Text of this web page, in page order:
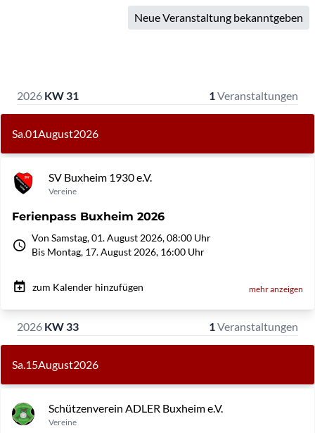
Neue Veranstaltung bekanntgeben
2026 KW 31 1Veranstaltungen
Sa.01August2026
SV Buxheim 1930 e.V.
Vereine
Ferienpass Buxheim 2026
Von Samstag, 01. August 2026, 08:00 Uhr
Bis Montag, 17. August 2026, 16:00 Uhr
zum Kalender hinzufügen mehr anzeigen
2026 KW 33 1Veranstaltungen
Sa.15August2026
Schützenverein ADLER Buxheim e.V.
Vereine